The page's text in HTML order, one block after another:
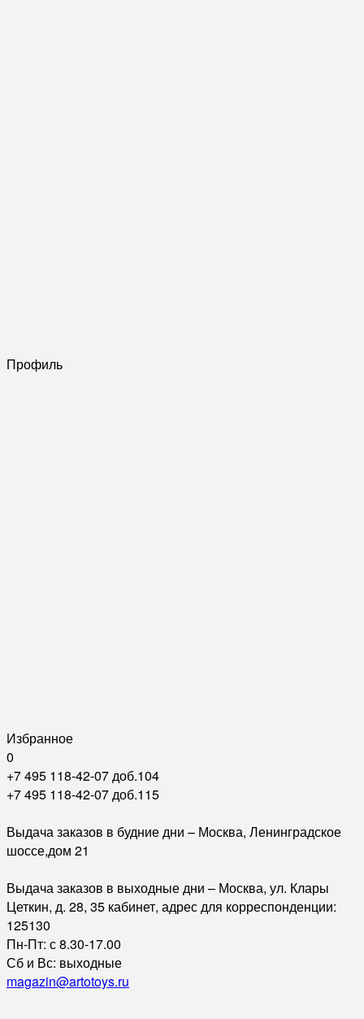
Профиль
Избранное
0
+7 495 118-42-07 доб.104
+7 495 118-42-07 доб.115
Выдача заказов в будние дни – Москва, Ленинградское
шоссе,дом 21
Выдача заказов в выходные дни – Москва, ул. Клары
Цеткин, д. 28, 35 кабинет, адрес для корреспонденции:
125130
Пн-Пт: с 8.30-17.00
Сб и Вс: выходные
magazin@artotoys.ru